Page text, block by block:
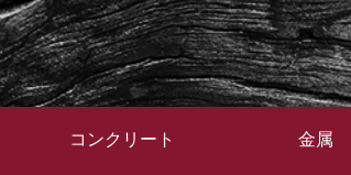
コンクリート 金属